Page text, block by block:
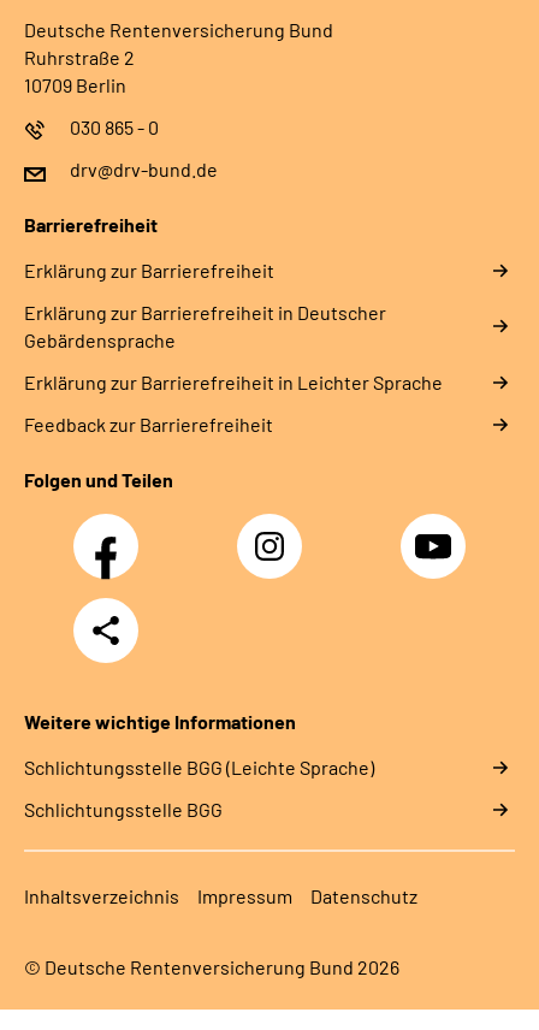
Deutsche Rentenversicherung Bund
Ruhrstraße 2
10709 Berlin
030 865 - 0
drv@drv-bund.de
Barrierefreiheit
Erklärung zur Barrierefreiheit
Erklärung zur Barrierefreiheit in Deutscher
Gebärdensprache
Erklärung zur Barrierefreiheit in Leichter Sprache
Feedback zur Barrierefreiheit
Folgen und Teilen
Facebook Instagram YouTube
Teilen
Weitere wichtige Informationen
Schlich­tungs­stel­le BGG (Leichte Sprache)
Schlich­tungs­stel­le BGG
Inhaltsverzeichnis Impressum Datenschutz
© Deutsche Rentenversicherung Bund 2026